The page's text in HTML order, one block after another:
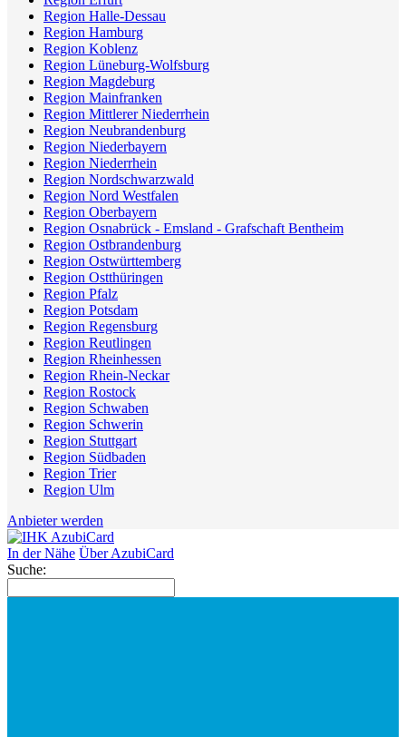
Region Halle-Dessau
Region Hamburg
Region Koblenz
Region Lüneburg-Wolfsburg
Region Magdeburg
Region Mainfranken
Region Mittlerer Niederrhein
Region Neubrandenburg
Region Niederbayern
Region Niederrhein
Region Nordschwarzwald
Region Nord Westfalen
Region Oberbayern
Region Osnabrück - Emsland - Grafschaft Bentheim
Region Ostbrandenburg
Region Ostwürttemberg
Region Ostthüringen
Region Pfalz
Region Potsdam
Region Regensburg
Region Reutlingen
Region Rheinhessen
Region Rhein-Neckar
Region Rostock
Region Schwaben
Region Schwerin
Region Stuttgart
Region Südbaden
Region Trier
Region Ulm
Anbieter werden
In der Nähe Über AzubiCard
Suche: